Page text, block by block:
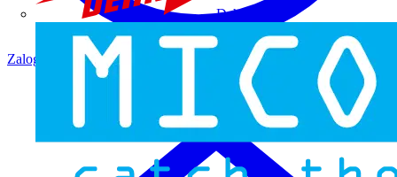
Dehn
Zaloguj się Zarejestruj się